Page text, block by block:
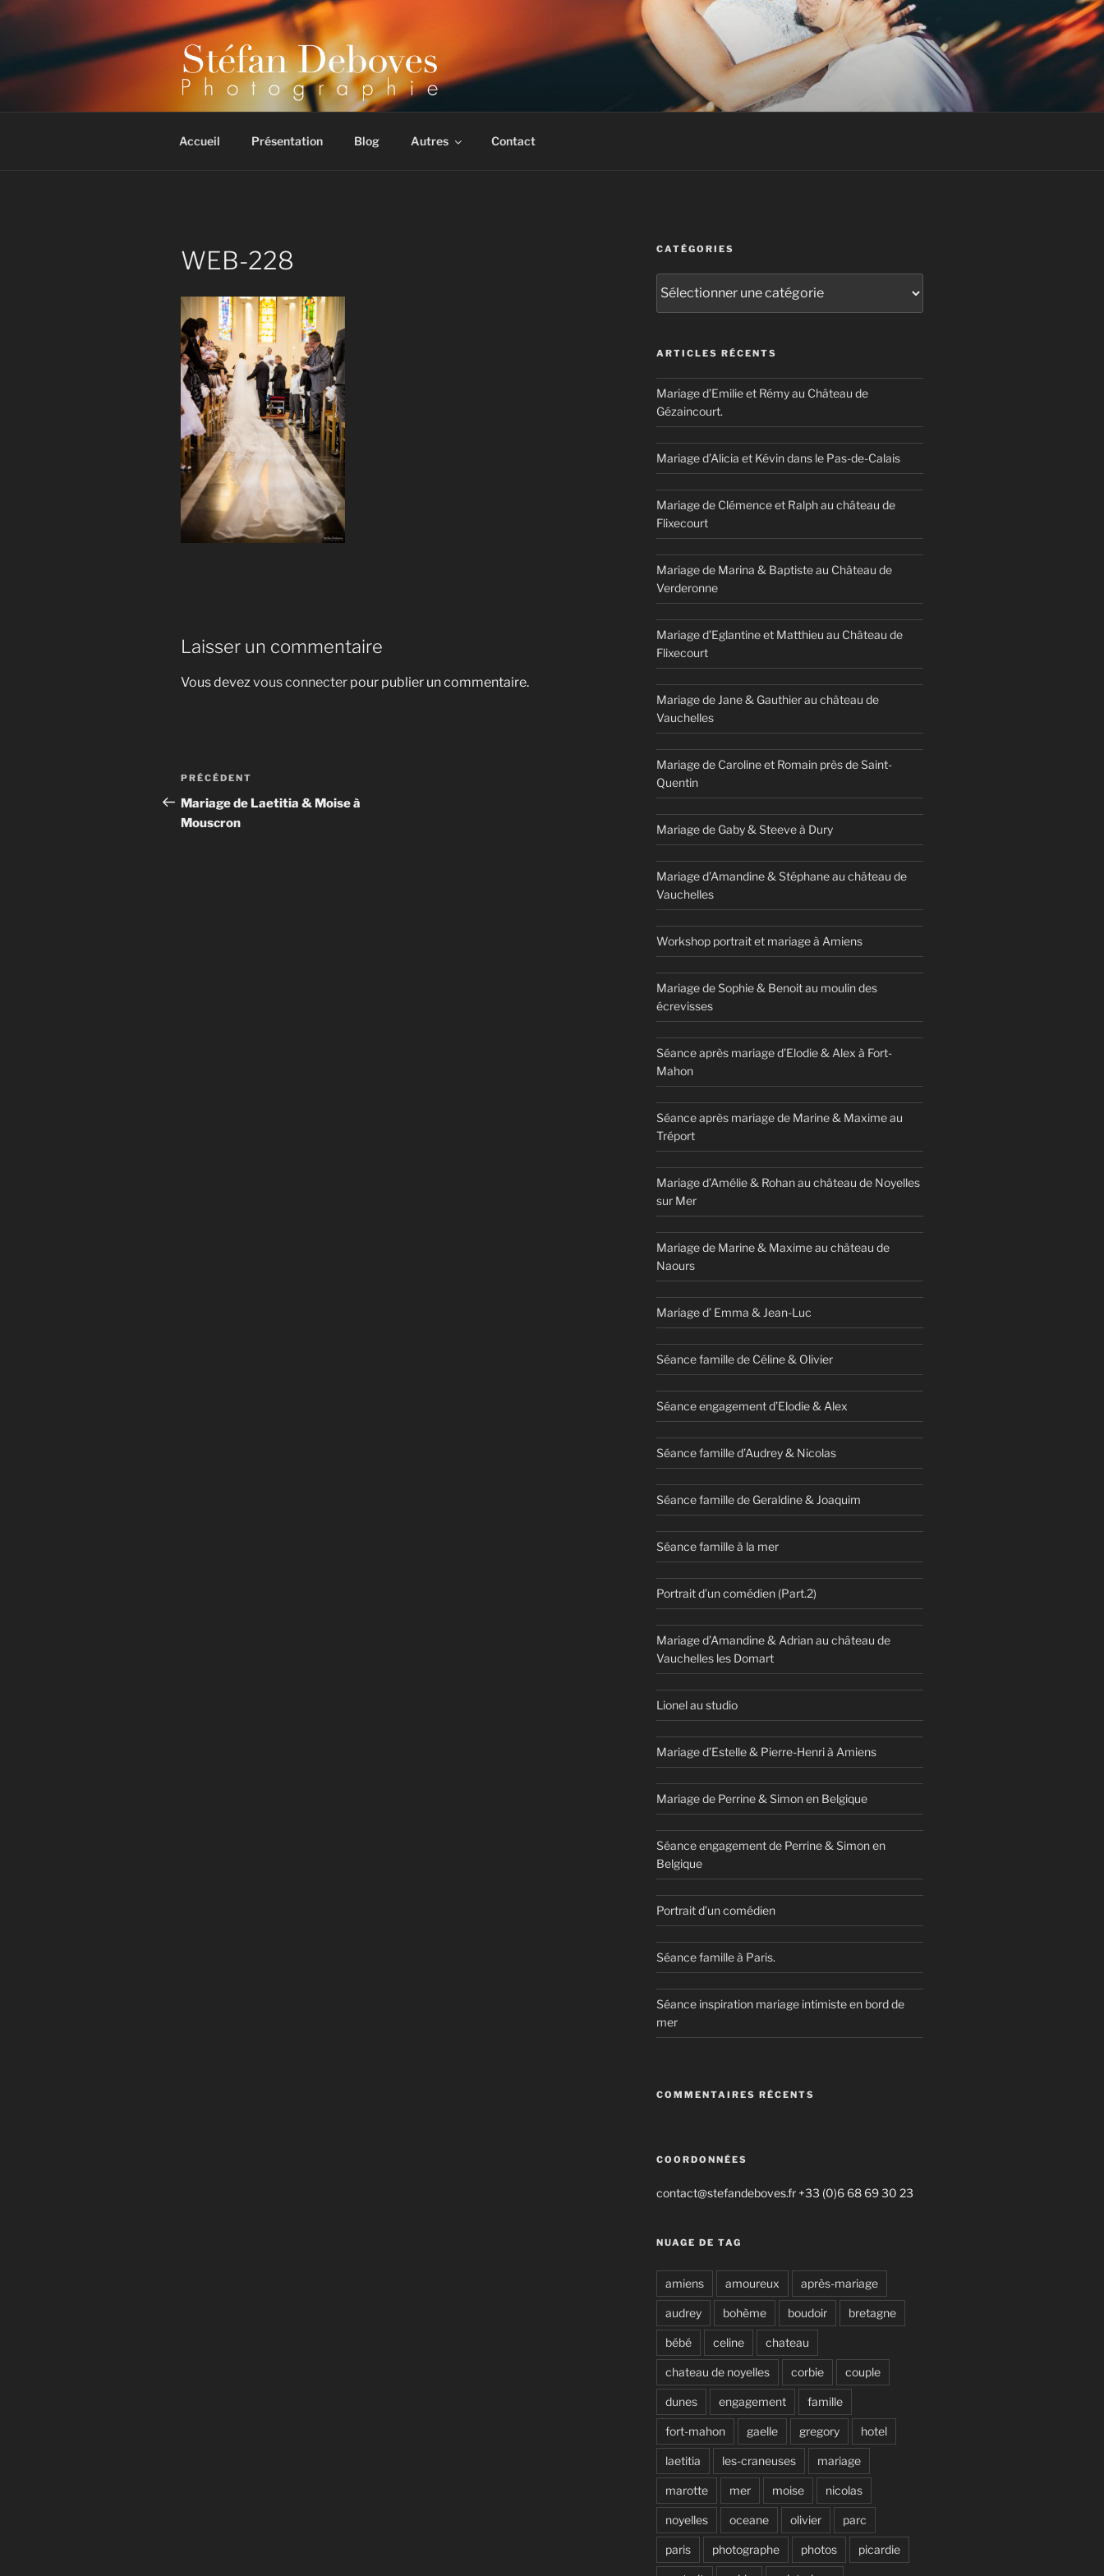
Aller
contenu
principal
Accueil Présentation Blog Autres Contact
WEB-228
Laisser un commentaire
Vous devez vous connecter pour publier un commentaire.
Navigation
de
l’article
Article
précédent
PRÉCÉDENT
Mariage de Laetitia & Moise à
Mouscron
CATÉGORIES
ARTICLES RÉCENTS
Mariage d’Emilie et Rémy au Château de
Gézaincourt.
Mariage d’Alicia et Kévin dans le Pas-de-Calais
Mariage de Clémence et Ralph au château de
Flixecourt
Mariage de Marina & Baptiste au Château de
Verderonne
Mariage d’Eglantine et Matthieu au Château de
Flixecourt
Mariage de Jane & Gauthier au château de
Vauchelles
Mariage de Caroline et Romain près de Saint-
Quentin
Mariage de Gaby & Steeve à Dury
Mariage d’Amandine & Stéphane au château de
Vauchelles
Workshop portrait et mariage à Amiens
Mariage de Sophie & Benoit au moulin des
écrevisses
Séance après mariage d’Elodie & Alex à Fort-
Mahon
Séance après mariage de Marine & Maxime au
Tréport
Mariage d’Amélie & Rohan au château de Noyelles
sur Mer
Mariage de Marine & Maxime au château de
Naours
Mariage d’ Emma & Jean-Luc
Séance famille de Céline & Olivier
Séance engagement d’Elodie & Alex
Séance famille d’Audrey & Nicolas
Séance famille de Geraldine & Joaquim
Séance famille à la mer
Portrait d’un comédien (Part.2)
Mariage d’Amandine & Adrian au château de
Vauchelles les Domart
Lionel au studio
Mariage d’Estelle & Pierre-Henri à Amiens
Mariage de Perrine & Simon en Belgique
Séance engagement de Perrine & Simon en
Belgique
Portrait d’un comédien
Séance famille à Paris.
Séance inspiration mariage intimiste en bord de
mer
COMMENTAIRES RÉCENTS
COORDONNÉES
contact@stefandeboves.fr +33 (0)6 68 69 30 23
NUAGE DE TAG
amiens amoureux après-mariage
audrey bohème boudoir bretagne
bébé celine chateau
chateau de noyelles corbie couple
dunes engagement famille
fort-mahon gaelle gregory hotel
laetitia les-craneuses mariage
marotte mer moise nicolas
noyelles oceane olivier parc
paris photographe photos picardie